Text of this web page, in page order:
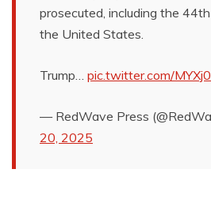
prosecuted, including the
the United States.
Trump… pic.twitter.com/
— RedWave Press
20, 2025